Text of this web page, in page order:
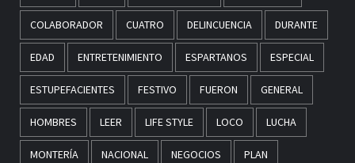
COLABORADOR CUATRO DELINCUENCIA DURANTE
EDAD ENTRETENIMIENTO ESPARTANOS ESPECIAL
ESTUPEFACIENTES FESTIVO FUERON GENERAL
HOMBRES LEER LIFE STYLE LOCO LUCHA
MONTERÍA NACIONAL NEGOCIOS PLAN